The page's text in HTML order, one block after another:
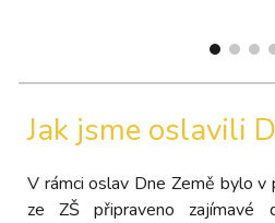
Jak jsme oslavili
V rámci oslav Dne Země bylo
ze ZŠ připraveno zajímavé